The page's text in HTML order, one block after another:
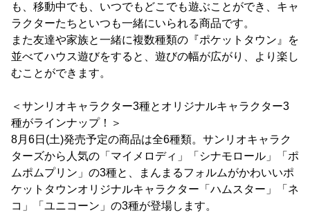
も、移動中でも、いつでもどこでも遊ぶことができ、キャ
ラクターたちといつも一緒にいられる商品です。
また友達や家族と一緒に複数種類の『ポケットタウン』を
並べてハウス遊びをすると、遊びの幅が広がり、より楽し
むことができます。
＜サンリオキャラクター3種とオリジナルキャラクター3
種がラインナップ！＞
8月6日(土)発売予定の商品は全6種類。サンリオキャラク
ターズから人気の「マイメロディ」「シナモロール」「ポ
ムポムプリン」の3種と、まんまるフォルムがかわいいポ
ケットタウンオリジナルキャラクター「ハムスター」「ネ
コ」「ユニコーン」の3種が登場します。